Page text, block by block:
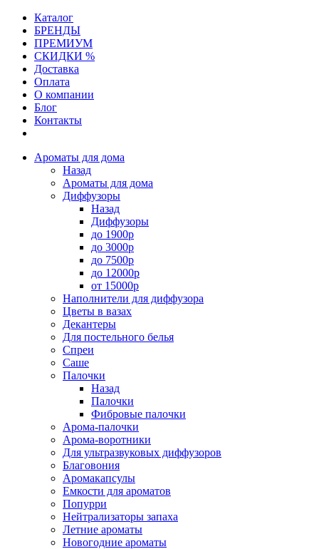
Каталог
БРЕНДЫ
ПРЕМИУМ
СКИДКИ %
Доставка
Оплата
О компании
Блог
Контакты
Ароматы для дома
Назад
Ароматы для дома
Диффузоры
Назад
Диффузоры
до 1900р
до 3000р
до 7500р
до 12000р
от 15000р
Наполнители для диффузора
Цветы в вазах
Декантеры
Для постельного белья
Спреи
Саше
Палочки
Назад
Палочки
Фибровые палочки
Арома-палочки
Арома-воротники
Для ультразвуковых диффузоров
Благовония
Аромакапсулы
Емкости для ароматов
Попурри
Нейтрализаторы запаха
Летние ароматы
Новогодние ароматы